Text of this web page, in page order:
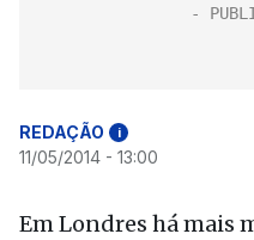
REDAÇÃO i
11/05/2014 - 13:00
Em Londres há mais